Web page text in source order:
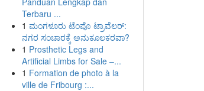
Terbaru ...
1 ಮಂಗಳೂರು ಟೆಂಪೊ ಟ್ರಾವೆಲರ್:
ನಗರ ಸಂಚಾರಕ್ಕೆ ಅನುಕೂಲಕರವಾ?
1 Prosthetic Legs and
Artificial Limbs for Sale –...
1 Formation de photo à la
ville de Fribourg :...